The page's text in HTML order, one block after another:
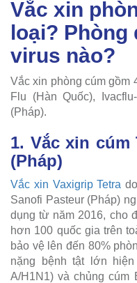
Vắc xin
loại?
virus nào?
Vắc xin phòng cúm gồm
Flu (Hàn Quốc),
(Pháp).
1. Vắc xin
(Pháp)
Vắc xin Vaxigrip Tetra
Sanofi Pasteur (Pháp)
dụng từ năm 2016, cho
hơn 100 quốc gia trên
bảo vệ lên đến 80%
nặng bệnh tật lớn
A/H1N1) và chủng cúm